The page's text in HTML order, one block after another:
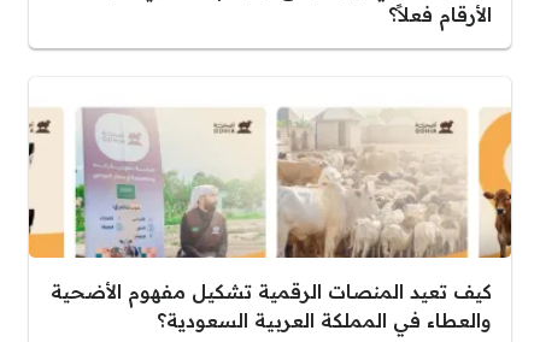
الأرقام فعلاً؟
كيف تعيد المنصات الرقمية تشكيل مفهوم الأضحية
والعطاء في المملكة العربية السعودية؟